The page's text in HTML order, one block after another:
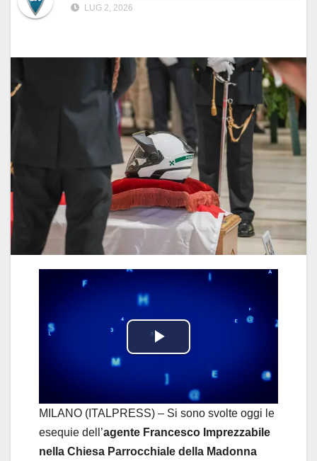
LUG 2, 2026
P
l
a
y
MILANO (ITALPRESS) – Si sono svolte oggi le
esequie dell’agente Francesco Imprezzabile
nella Chiesa Parrocchiale della Madonna